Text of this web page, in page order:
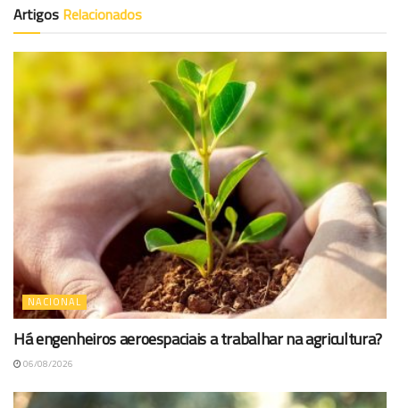
Artigos Relacionados
NACIONAL
Há engenheiros aeroespaciais a trabalhar na agricultura?
06/08/2026